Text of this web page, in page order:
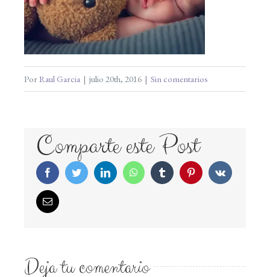
PorRaul Garcia | julio 20th, 2016 | Sin comentarios
Comparte este Post
FacebookTwitterLinkedInWhatsAppTumblr PinterestVk
Correo
electrónico
Deja tu comentario